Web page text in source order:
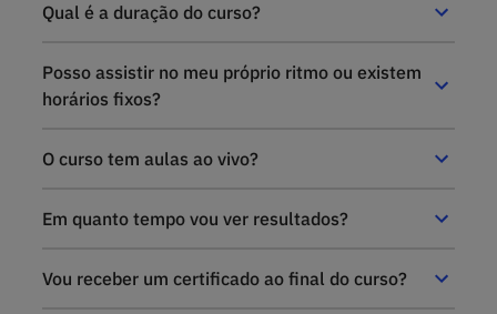
Qual é a duração do curso?
Posso assistir no meu próprio ritmo ou existem
horários fixos?
O curso tem aulas ao vivo?
Em quanto tempo vou ver resultados?
Vou receber um certificado ao final do curso?